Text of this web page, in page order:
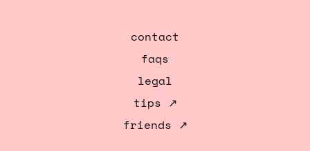
contact
faqs
legal
tips ↗
friends ↗